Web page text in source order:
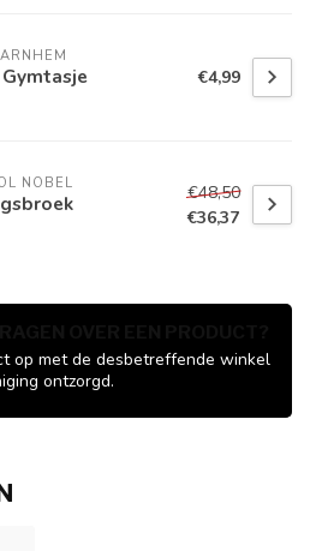
€4,99
NOBEL
€48,50
€36,37
op met de desbetreffende winkel
ontzorgd.